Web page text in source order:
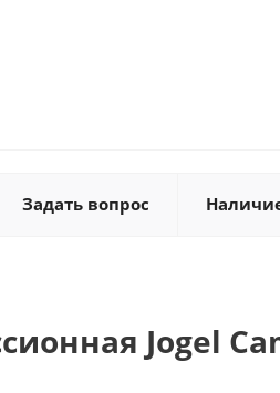
Задать вопрос
Jogel